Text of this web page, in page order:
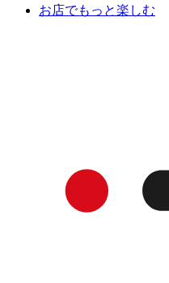
お店でもっと楽しむ